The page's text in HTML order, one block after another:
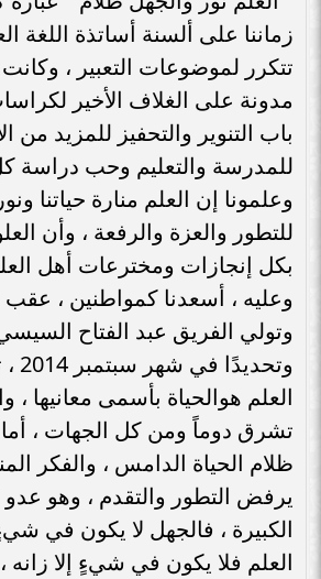
زماننا على ألسنة أساتذة اللغة
تتكرر لموضوعات التعبير ،
مدونة على الغلاف الأخير
باب التنوير والتحفيز للمزيد من
للمدرسة والتعليم وحب دراسة
وعلمونا إن العلم منارة حياتنا
للتطور والعزة والرفعة ، وأن
بكل إنجازات ومخترعات أهل
وتولي الفريق عبد الفتاح
العلم هوالحياة بأسمى معانيها
تشرق دوماً ومن كل الجهات ،
ظلام الحياة الدامس ، والفكر
يرفض التطور والتقدم ، وهو عدو
الكبيرة ، فالجهل لا يكون في شيءٍ
العلم فلا يكون في شيءٍ إلا زانه